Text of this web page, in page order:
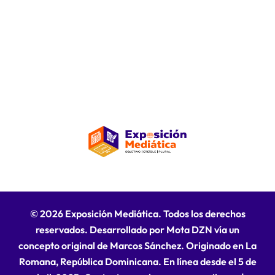
© 2026 Exposición Mediática. Todos los derechos
reservados. Desarrollado por Mota DZN vía un
concepto original de Marcos Sánchez. Originado en La
Romana, República Dominicana. En línea desde el 5 de